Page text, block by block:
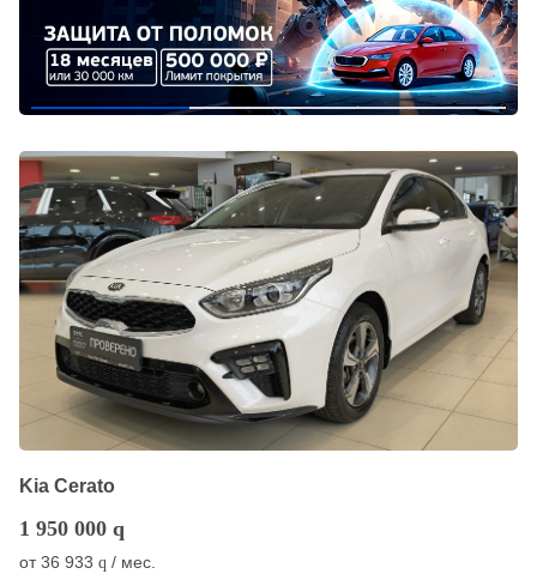
Kia Cerato
1 950 000 q
от36 933 q / мес.